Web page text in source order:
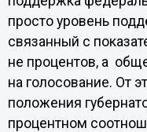
просто уровень
связанный с
не процентов, а
на голосование. От
положения
процентном